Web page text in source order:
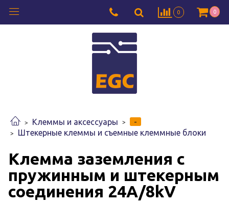
0 0
Клеммы и аксессуары
-
Штекерные клеммы и съемные клеммные блоки
Клемма заземления с
пружинным и штекерным
соединения 24A/8kV